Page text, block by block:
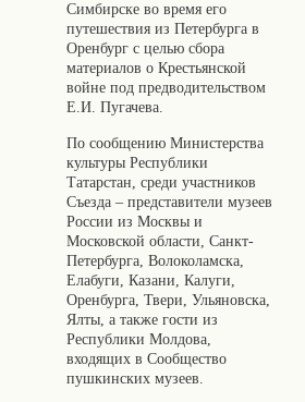
Симбирске во время его
путешествия из Петербурга в
Оренбург с целью сбора
материалов о Крестьянской
войне под предводительством
Е.И. Пугачева.
По сообщению Министерства
культуры Республики
Татарстан, среди участников
Съезда – представители музеев
России из Москвы и
Московской области, Санкт-
Петербурга, Волоколамска,
Елабуги, Казани, Калуги,
Оренбурга, Твери, Ульяновска,
Ялты, а также гости из
Республики Молдова,
входящих в Сообщество
пушкинских музеев.